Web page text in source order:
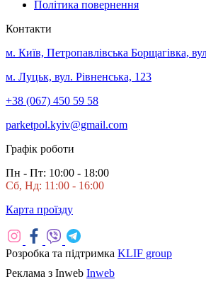
Політика повернення
Контакти
м. Київ, Петропавлівська Борщагівка,
м. Луцьк, вул. Рівненська, 123
+38 (067) 450 59 58
parketpol.kyiv@gmail.com
Графік роботи
Пн - Пт: 10:00 - 18:00
Сб, Нд: 11:00 - 16:00
Карта проїзду
Розробка та підтримка KLIF group
Реклама з Inweb Inweb